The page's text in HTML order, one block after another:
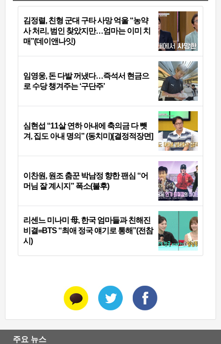
김정렬, 친형 군대 구타 사망 억울 “농약
사 처리, 범인 찾았지만…엄마는 이미 치
매”(데이앤나잇)
임영웅, 돈 다발 꺼냈다…즉석서 현금으
로 수당 챙겨주는 ‘구단주’
심현섭 “11살 연하 아내에 축의금 다 뺏
겨, 집도 아내 명의” (동치미)[결정적장면]
이찬원, 원조 춤꾼 박남정 향한 팬심 “어
머님 잘 계시지” 폭소(불후)
리센느 미나미 母, 한국 엄마들과 친해진
비결=BTS “최애 정국 얘기로 통해”(전참
시)
주요 뉴스